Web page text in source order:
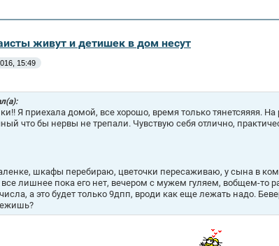
живут и детишек в дом несут
15:49
Я приехала домой, все хорошо, время только тянетсяяяя.
что бы нервы не трепали. Чувствую себя отлично,
шкафы перебираю, цветочки пересаживаю, у сына в
лишнее пока его нет, вечером с мужем гуляем, вобщем-то
а это будет только 9дпп, вроди как еще лежать надо.